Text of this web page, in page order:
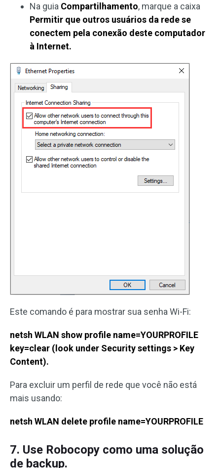
Na guia Compartilhamento, marque a caixa
Permitir que outros usuários da rede se
conectem pela conexão deste computador
à Internet.
Este comando é para mostrar sua senha Wi-Fi:
netsh WLAN show profile name=YOURPROFILE
key=clear (look under Security settings > Key
Content).
Para excluir um perfil de rede que você não está
mais usando:
netsh WLAN delete profile name=YOURPROFILE
7. Use Robocopy como uma solução
de backup.